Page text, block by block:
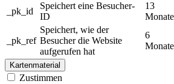
_pk_id
Speichert eine Besucher-
ID
13
Monate
_pk_ref
Speichert, wie der
Besucher die Website
aufgerufen hat
6
Monate
Kartenmaterial
Zustimmen